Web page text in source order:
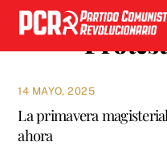
Skip
content
14 MAYO, 2025
La primavera
ahora